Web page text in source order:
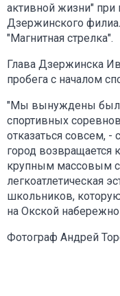
активной жизни" при
Дзержинского
"Магнитная стрелка".
Глава Дзержинска
пробега с началом
"Мы вынуждены были
спортивных
отказаться совсем, -
город
крупным массовым
легкоатлетическая
школьников,
на Окской
Фотограф Андрей